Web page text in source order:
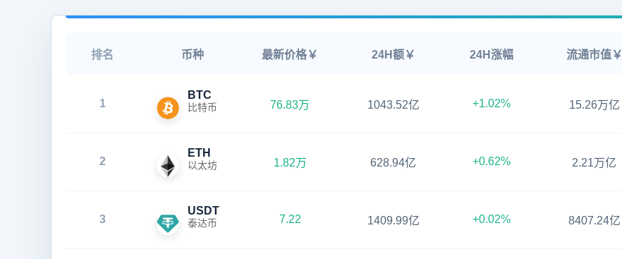
排名 币种 最新价格￥ 24H额￥ 24H涨幅 流通市值￥
1
BTC
比特币 76.83万 1043.52亿 +1.02% 15.26万亿
2
ETH
以太坊 1.82万 628.94亿 +0.62% 2.21万亿
3
USDT
泰达币 7.22 1409.99亿 +0.02% 8407.24亿